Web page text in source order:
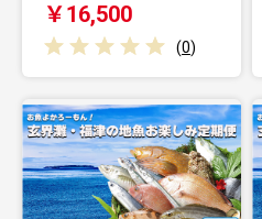
￥16,500
(0)